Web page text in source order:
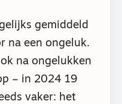
gemiddeld
na een ongeluk.
na ongelukken
– in 2024 19
vaker: het